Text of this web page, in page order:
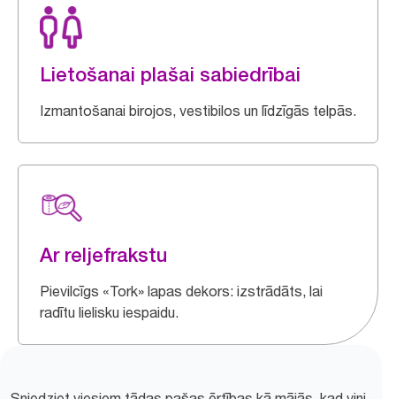
Lietošanai plašai sabiedrībai
Izmantošanai birojos, vestibilos un līdzīgās telpās.
Ar reljefrakstu
Pievilcīgs «Tork» lapas dekors: izstrādāts, lai
radītu lielisku iespaidu.